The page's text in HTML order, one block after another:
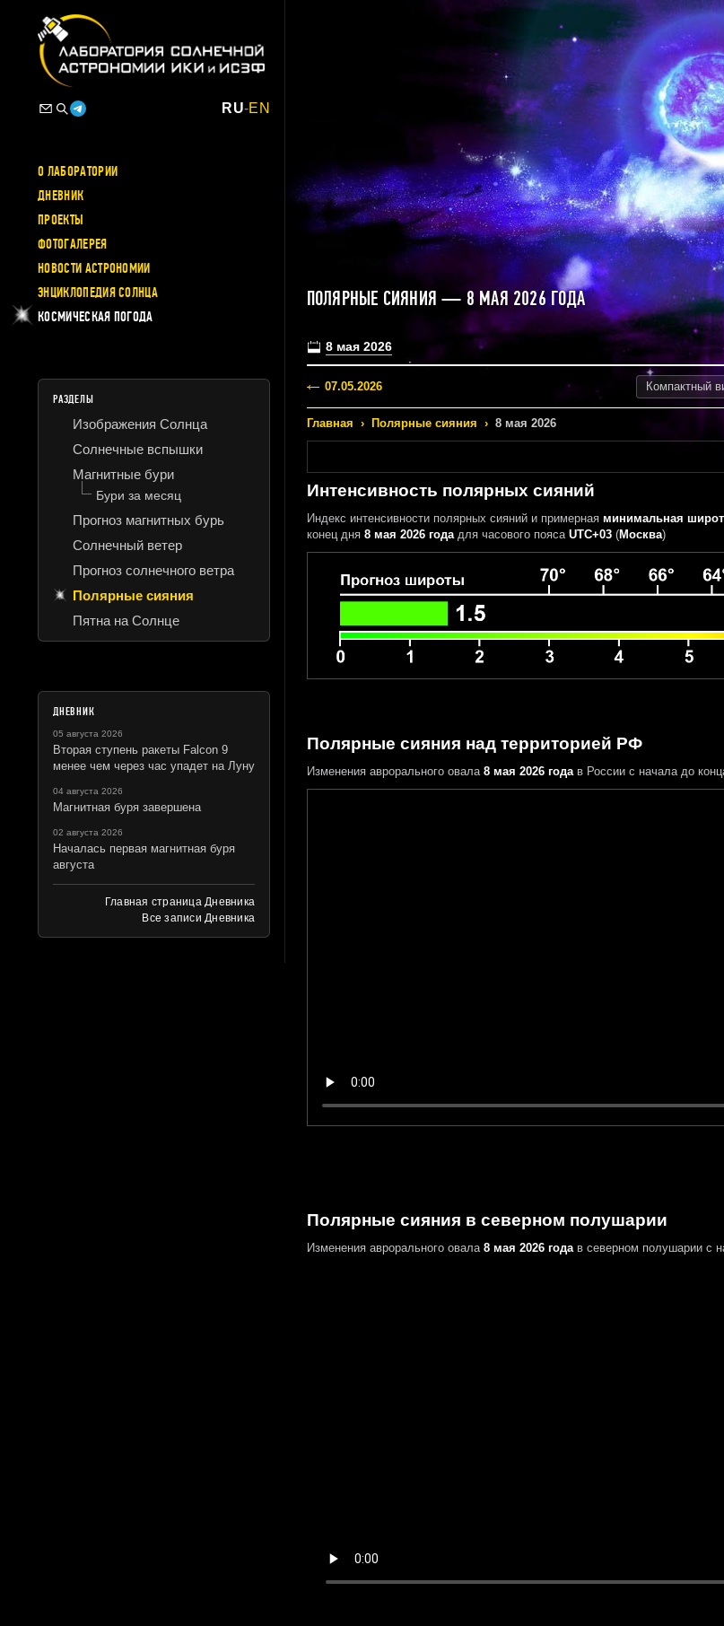
RU-EN
О ЛАБОРАТОРИИ
ДНЕВНИК
ПРОЕКТЫ
ФОТОГАЛЕРЕЯ
НОВОСТИ АСТРОНОМИИ
ЭНЦИКЛОПЕДИЯ СОЛНЦА
КОСМИЧЕСКАЯ ПОГОДА
РАЗДЕЛЫ
Изображения Солнца
Солнечные вспышки
Магнитные бури
Бури за месяц
Прогноз магнитных бурь
Солнечный ветер
Прогноз солнечного ветра
Полярные сияния
Пятна на Солнце
ДНЕВНИК
05 августа 2026
Вторая ступень ракеты Falcon 9
менее чем через час упадет на Луну
04 августа 2026
Магнитная буря завершена
02 августа 2026
Началась первая магнитная буря
августа
Главная страница Дневника
Все записи Дневника
ПОЛЯРНЫЕ СИЯНИЯ — 8 МАЯ 2026 ГОДА
8 мая 2026
07.05.2026 Компактный
Главная › Полярные сияния › 8 мая 2026
Интенсивность полярных сияний
Индекс интенсивности полярных сиянийи примерная минимальная
конец дня 8 мая 2026 годадля часового пояса UTC+03(Москва)
Полярные сияния над территорией РФ
Изменения аврорального овала 8 мая 2026 годав Россиис начала до
Полярные сияния в северном полушарии
Изменения аврорального овала 8 мая 2026 годав северном полушариис